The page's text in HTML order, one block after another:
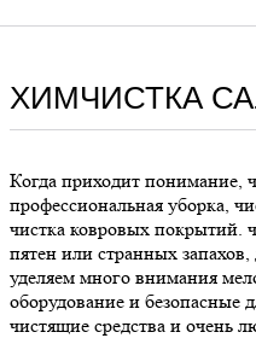
ХИМЧИСТКА
Когда приходит понимание,
профессиональная уборка,
чистка ковровых покрытий.
пятен или странных
уделяем много внимания
оборудование и безопасные
чистящие средства и очень